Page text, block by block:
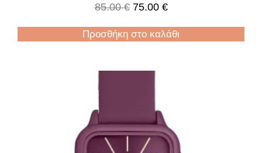
85.00€ 75.00 €
Προσθήκη στο καλάθι